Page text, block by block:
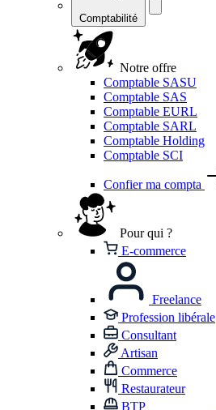
Comptabilité
Notre offre
Comptable SASU
Comptable SAS
Comptable EURL
Comptable SARL
Comptable Holding
Comptable SCI
Confier ma compta
Pour qui ?
E-commerce
Freelance
Profession libérale
Consultant
Artisan
Commerce
Restaurateur
BTP